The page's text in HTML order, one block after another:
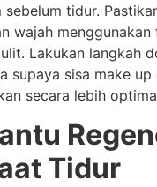
sebelum tidur.
wajah
Lakukan langkah
supaya sisa make up
secara lebih
Tidur